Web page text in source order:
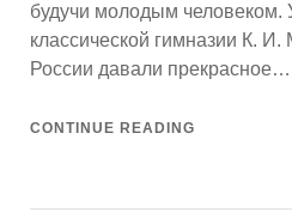
будучи молодым
классической гимназии К.
России давали прекрасное…
CONTINUE READING